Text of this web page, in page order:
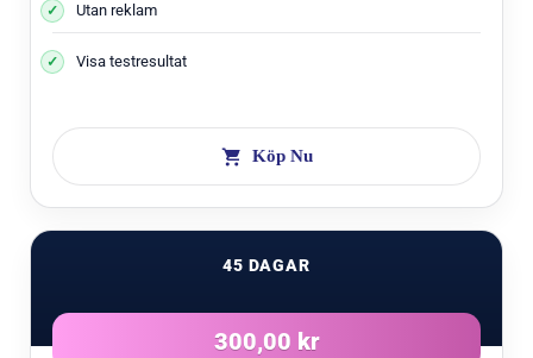
Utan reklam
Visa testresultat
Köp Nu
45 DAGAR
300,00 kr